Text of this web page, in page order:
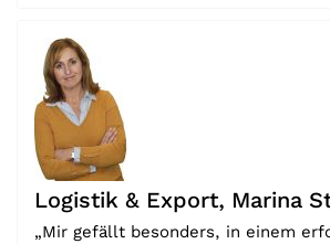
Logistik & Export, Marina
„Mir gefällt besonders, in einem